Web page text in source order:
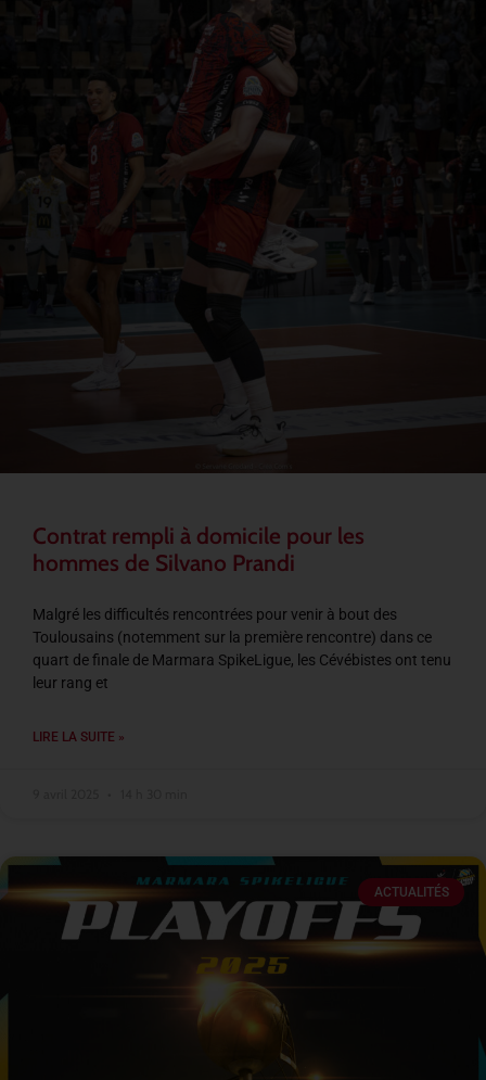
Contrat rempli à domicile pour les
hommes de Silvano Prandi
Malgré les difficultés rencontrées pour venir à bout des
Toulousains (notemment sur la première rencontre) dans ce
quart de finale de Marmara SpikeLigue, les Cévébistes ont tenu
leur rang et
LIRE LA SUITE »
ACTUALITÉS